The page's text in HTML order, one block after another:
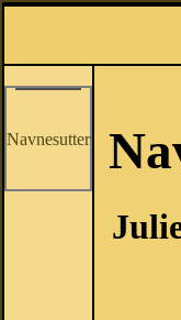
Navnesutter